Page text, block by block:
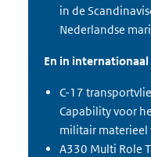
in de
Nederlandse
En in
C-17
Capability voor
militair materieel
A330 Multi Role